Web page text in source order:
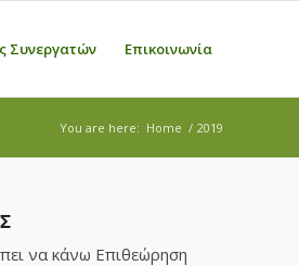
Συνεργατών Επικοινωνία
You are here: Home / 2019
να κάνω Επιθεώρηση